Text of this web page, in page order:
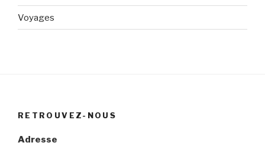
Voyages
RETROUVEZ-NOUS
Adresse